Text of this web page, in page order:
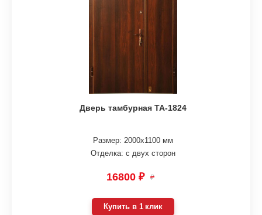
Дверь тамбурная ТА-1824
Размер: 2000х1100 мм
Отделка: с двух сторон
16800 ₽ ₽
Купить в 1 клик